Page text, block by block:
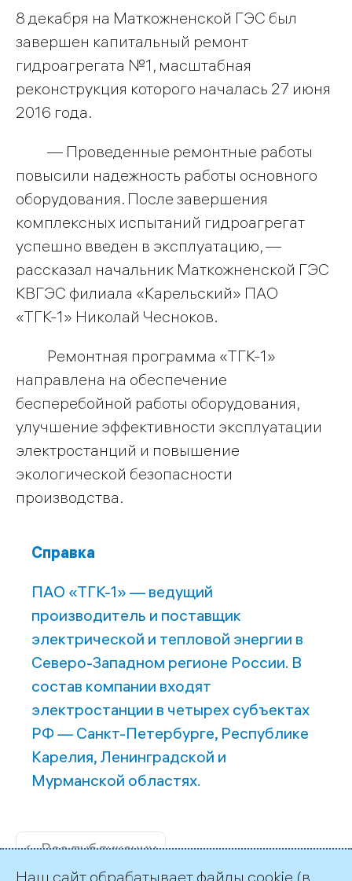
8 декабря на Маткожненской ГЭС был
завершен капитальный ремонт
гидроагрегата №1, масштабная
реконструкция которого началась 27 июня
2016 года.
— Проведенные ремонтные работы
повысили надежность работы основного
оборудования. После завершения
комплексных испытаний гидроагрегат
успешно введен в эксплуатацию, —
рассказал начальник Маткожненской ГЭС
КВГЭС филиала «Карельский» ПАО
«ТГК-1» Николай Чесноков.
Ремонтная программа «ТГК-1»
направлена на обеспечение
бесперебойной работы оборудования,
улучшение эффективности эксплуатации
электростанций и повышение
экологической безопасности
производства.
Справка
ПАО «ТГК-1» — ведущий
производитель и поставщик
электрической и тепловой энергии в
Северо-Западном регионе России. В
состав компании входят
электростанции в четырех субъектах
РФ — Санкт-Петербурге, Республике
Карелия, Ленинградской и
Мурманской областях.
← Все публикации
Наш сайт обрабатывает файлы cookie (в